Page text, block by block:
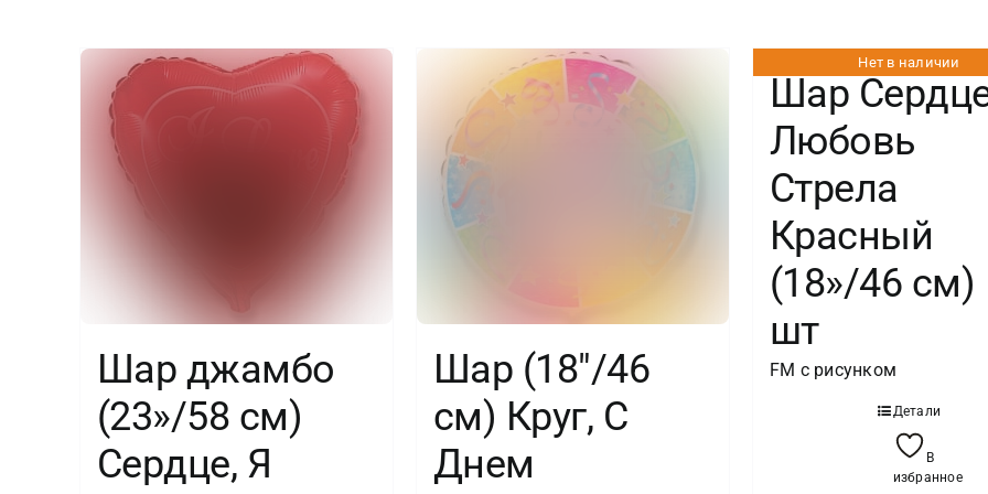
шт/
Шар джамбо
(23»/58 см)
Сердце, Я
Шар (18″/46
см) Круг, С
Днем
Нет в наличии
Шар
Любовь
Стрела
Красный
(18»/46 см)
шт
FM с рисунком
Детали
В
избранное